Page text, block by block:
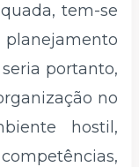
tem-se
seria portanto,
no
hostil,